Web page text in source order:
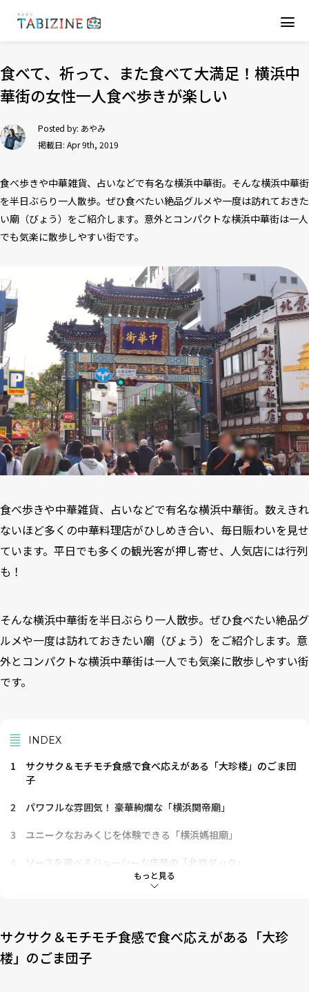
食べて、祈って、また食べて大満足！横浜中
華街の女性一人食べ歩きが楽しい
Posted by: あやみ
掲載日: Apr 9th, 2019
食べ歩きや中華雑貨、占いなどで有名な横浜中華街。そんな横浜中華街
を半日ぶらり一人散歩。ぜひ食べたい絶品グルメや一度は訪れておきた
い廟（びょう）をご紹介します。意外とコンパクトな横浜中華街は一人
でも気楽に散歩しやすい街です。
食べ歩きや中華雑貨、占いなどで有名な横浜中華街。数えきれ
ないほど多くの中華料理店がひしめき合い、毎日賑わいを見せ
ています。平日でも多くの観光客が押し寄せ、人気店には行列
も！
そんな横浜中華街を半日ぶらり一人散歩。ぜひ食べたい絶品グ
ルメや一度は訪れておきたい廟（びょう）をご紹介します。意
外とコンパクトな横浜中華街は一人でも気楽に散歩しやすい街
です。
もっと見る
INDEX
1
サクサク＆モチモチ食感で食べ応えがある「大珍楼」のごま団
子
2
パワフルな雰囲気！ 豪華絢爛な「横浜関帝廟」
3
ユニークなおみくじを体験できる「横浜媽祖廟」
4
ソースを選べるジューシーな庄苑の「北京ダック」
一度食べたらハマってしまう美味しさ「鵬天閣」の焼き小籠包
サクサク＆モチモチ食感で食べ応えがある「大珍
楼」のごま団子